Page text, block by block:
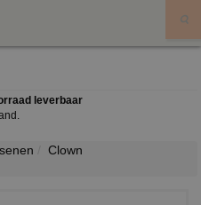
leverbaar
Clown